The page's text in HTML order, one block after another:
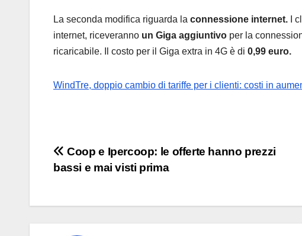
La seconda modifica riguarda la connessione internet.
I
internet, riceveranno un Giga aggiuntivo per la
ricaricabile. Il costo per il Giga extra in 4G è di 0,99 euro.
WindTre, doppio cambio di tariffe per i clienti: costi in
Navigazione
Coop e Ipercoop: le offerte hanno prezzi
bassi e mai visti prima